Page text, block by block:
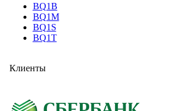
BQ1B
BQ1M
BQ1S
BQ1T
Клиенты